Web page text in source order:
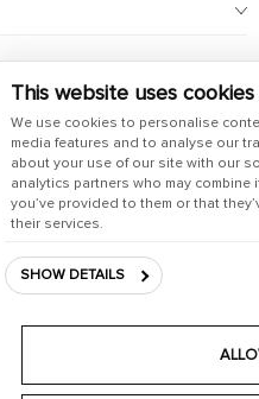
This website uses cookies
We use cookies to personalise
media features and to analyse our
about your use of our site with our
analytics partners who may
you’ve provided to them or that
their services.
SHOW DETAILS